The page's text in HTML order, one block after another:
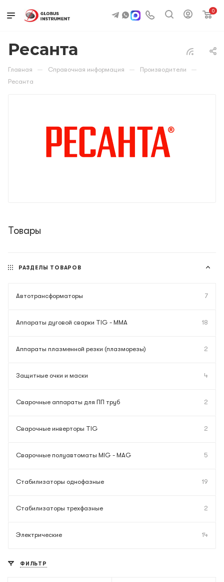
0
Ресанта
Главная — Справочная информация — Производители —
Ресанта
Товары
РАЗДЕЛЫ ТОВАРОВ
Автотрансформаторы 7
Аппараты дуговой сварки TIG - MMA 18
Аппараты плазменной резки (плазморезы) 2
Защитные очки и маски 4
Сварочные аппараты для ПП труб 2
Сварочные инверторы TIG 2
Сварочные полуавтоматы MIG - MAG 5
Стабилизаторы однофазные 19
Стабилизаторы трехфазные 2
Электрические 14
ФИЛЬТР